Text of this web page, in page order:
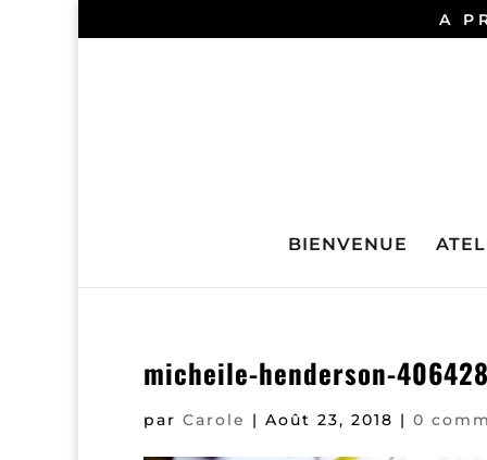
A
BIENVENUE
micheile-henderson-
par Carole | Août 23, 2018 | 0